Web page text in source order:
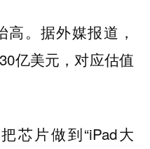
。据外媒报道，
亿美元，对应估值
芯片做到“iPad大